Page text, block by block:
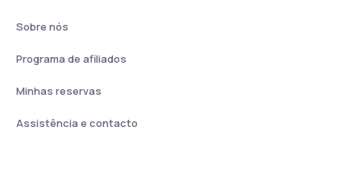
Sobre nós
Programa de afiliados
Minhas reservas
Assistência e contacto